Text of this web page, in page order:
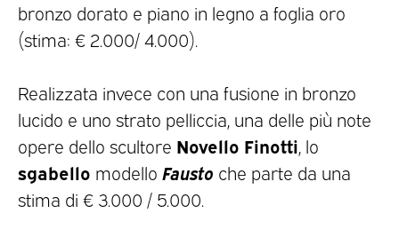
bronzo dorato e piano in legno a foglia oro
(stima: € 2.000/ 4.000).
Realizzata invece con una fusione in bronzo
lucido e uno strato pelliccia, una delle più note
opere dello scultore Novello Finotti , lo
sgabello modello Fausto che parte da una
stima di € 3.000 / 5.000.